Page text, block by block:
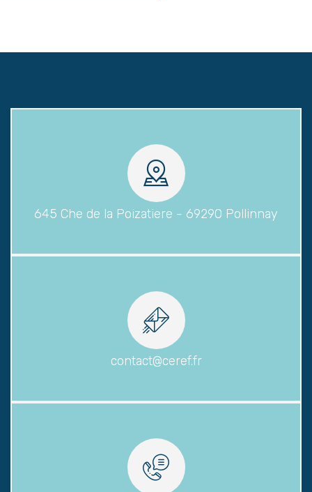
645 Che de la Poizatiere - 69290 Pollinnay
contact@ceref.fr